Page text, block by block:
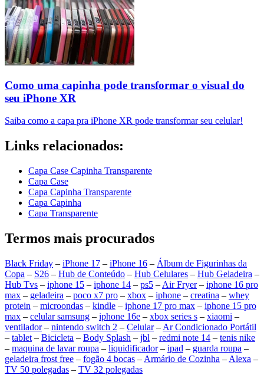
Como uma capinha pode transformar o visual do
seu iPhone XR
Saiba como a capa pra iPhone XR pode transformar seu celular!
Links relacionados:
Capa Case Capinha Transparente
Capa Case
Capa Capinha Transparente
Capa Capinha
Capa Transparente
Termos mais procurados
Black Friday – iPhone 17 – iPhone 16 – Álbum de Figurinhas da
Copa – S26 – Hub de Conteúdo – Hub Celulares – Hub Geladeira –
Hub Tvs – iphone 15 – iphone 14 – ps5 – Air Fryer– iphone 16 pro
max – geladeira – poco x7 pro – xbox – iphone – creatina – whey
protein – microondas – kindle – iphone 17 pro max – iphone 15 pro
max – celular samsung – iphone 16e – xbox series s – xiaomi –
ventilador– nintendo switch 2 – Celular– Ar Condicionado Portátil
– tablet – Bicicleta – Body Splash – jbl – redmi note 14 – tenis nike
– maquina de lavar roupa – liquidificador– ipad – guarda roupa –
geladeira frost free – fogão 4 bocas – Armário de Cozinha – Alexa –
TV 50 polegadas – TV 32 polegadas